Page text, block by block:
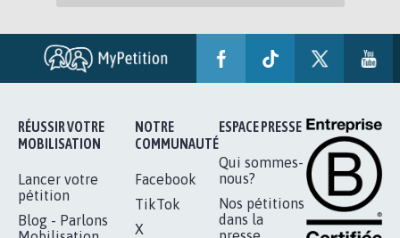
RÉUSSIR VOTRE
MOBILISATION
Lancer votre
pétition
Blog - Parlons
NOTRE
COMMUNAUTÉ
Facebook
TikTok
X
ESPACE PRESSE
Qui sommes-
nous?
Nos pétitions
dans la